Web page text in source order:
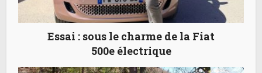
Essai : sous le charme de la Fiat
500e électrique